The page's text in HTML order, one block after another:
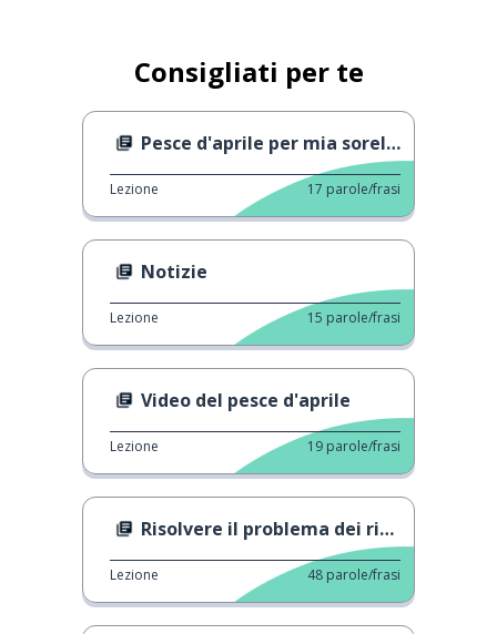
Consigliati per te
Pesce d'aprile per mia sorella
Lezione 17 parole/frasi
Notizie
Lezione 15 parole/frasi
Video del pesce d'aprile
Lezione 19 parole/frasi
Risolvere il problema dei rifiuti marini
Lezione 48 parole/frasi